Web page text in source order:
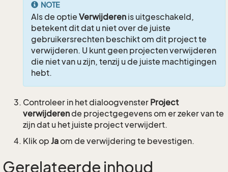
NOTE
Als de optie Verwijderen is uitgeschakeld,
betekent dit dat u niet over de juiste
gebruikersrechten beschikt om dit project te
verwijderen. U kunt geen projecten verwijderen
die niet van u zijn, tenzij u de juiste machtigingen
hebt.
Controleer in het dialoogvenster Project
verwijderende projectgegevens om er zeker van te
zijn dat u het juiste project verwijdert.
Klik op Jaom de verwijdering te bevestigen.
Gerelateerde inhoud